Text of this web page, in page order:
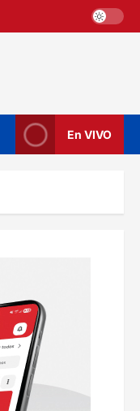
En VIVO